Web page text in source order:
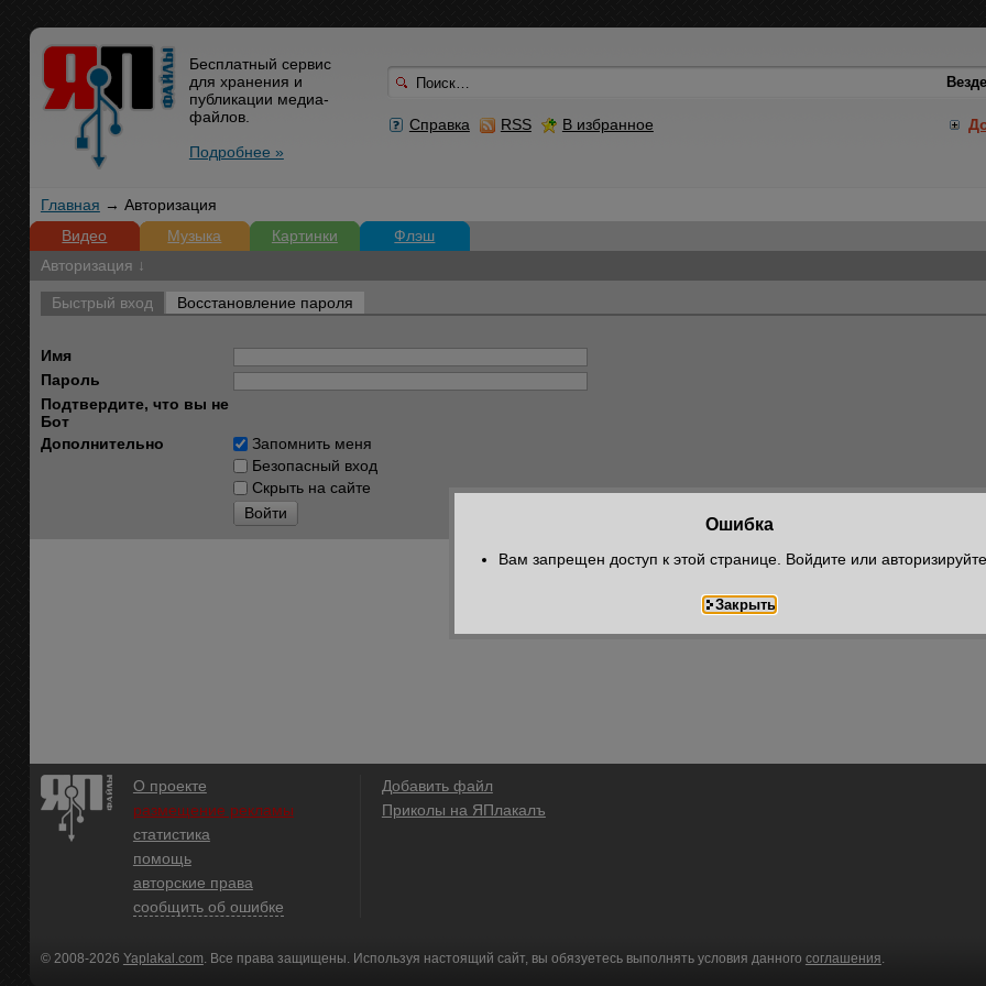
Справка RSS В избранное
Бесплатный сервис
для хранения и
публикации медиа-
файлов.
Подробнее »
Главная → Авторизация
Видео
Музыка Картинки
Флэш
Авторизация ↓
Быстрый вход Восстановление пароля
Имя
Пароль
Подтвердите, что вы не
Бот
Дополнительно
Запомнить меня
Безопасный вход
Скрыть на сайте
Войти
О проекте
размещение рекламы
статистика
помощь
авторские права
сообщить об ошибке
Добавить файл
Приколы на ЯПлакалъ
© 2008-2026 Yaplakal.com. Все права защищены. Используя настоящий сайт, вы обязуетесь выполнять условия данного соглашения.
Ошибка
Вам запрещен доступ к этой странице. Войдите или